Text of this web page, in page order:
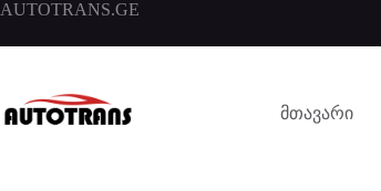
AUTOTRANS.GE
მთავარი